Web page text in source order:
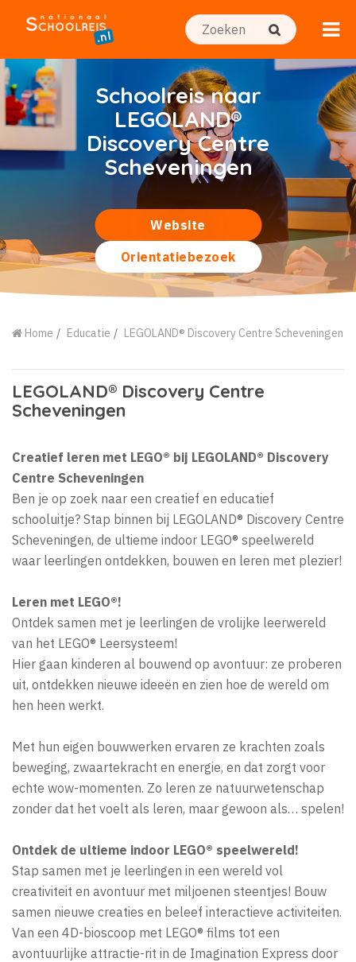
Schoolreis naar
LEGOLAND®
Discovery Centre
Scheveningen
Website
Orientatiebezoek
Home Educatie LEGOLAND® Discovery Centre Scheveningen
LEGOLAND® Discovery Centre
Scheveningen
Creatief leren met LEGO® bij LEGOLAND® Discovery
Centre Scheveningen
Ben je op zoek naar een creatief en educatief
schooluitje? Stap binnen bij LEGOLAND® Discovery Centre
Scheveningen, de ultieme indoor LEGO® speelwereld
waar leerlingen ontdekken, bouwen en leren met plezier!
Leren met LEGO®!
Ontdek samen met je leerlingen de vrolijke leerwereld
van het LEGO® Leersysteem!
Hier gaan kinderen al bouwend op avontuur: ze proberen
uit, ontdekken nieuwe ideeën en zien hoe de wereld om
hen heen werkt.
Met hun eigen bouwwerken ervaren ze krachten zoals
beweging, zwaartekracht en energie, en dat zorgt voor
echte wow-momenten. Zo leren ze natuurwetenschap
zonder dat het voelt als leren, maar gewoon als… spelen!
Ontdek de ultieme indoor LEGO® speelwereld!
Stap samen met je leerlingen in een wereld vol
creativiteit en avontuur met miljoenen steentjes! Bouw
samen nieuwe creaties en beleef interactieve activiteiten.
Van een 4D-bioscoop met LEGO® films tot een
avontuurlijke attractie-rit in de Imagination Express door